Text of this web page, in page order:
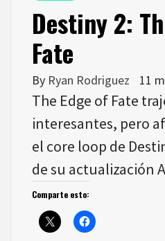
Destiny 2:
Fate
By Ryan Rodriguez 11
The Edge of Fate
interesantes, pero
el core loop de
de su actualización
Comparte esto: